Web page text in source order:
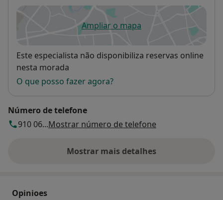
Ampliar o mapaabre num novo separador
Disponibilidade
Este especialista não disponibiliza reservas online
nesta morada
O que posso fazer agora?
Número de telefone
910 06...Mostrar número de telefone
Mostrar mais detalhes
sobre o endereço
Opinioes